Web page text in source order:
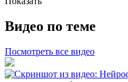
Видео по теме
Посмотреть все видео